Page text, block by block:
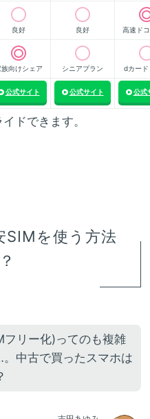
良好 良好 高速ド
族向けシェア シニアプラン dカード
公式サイト 公式サイト 公式
ドできます。
SIMを使う方法
フリー化)ってのも複雑
中古で買ったスマホは